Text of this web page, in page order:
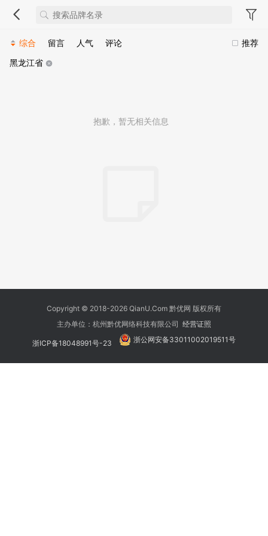
推荐
综合 留言 人气
评论
黑龙江省
抱歉，暂无相关信息
Copyright © 2018-2026 QianU.Com 黔优网 版权所有
主办单位：杭州黔优网络科技有限公司 经营证照
浙ICP备18048991号-23 浙公网安备33011002019511号